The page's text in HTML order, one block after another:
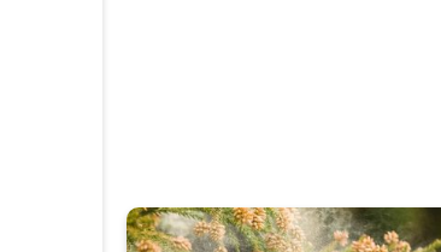
¿Cómo medimos el polen?. Alergias. . .